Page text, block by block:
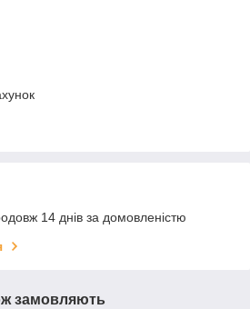
14 днів за домовленістю
замовляють